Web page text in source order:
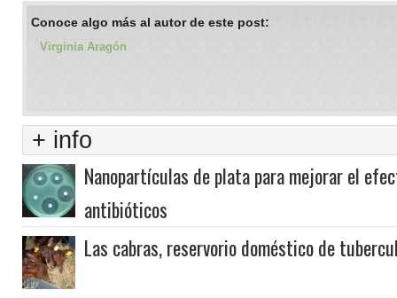
Conoce algo más al autor de este post:
Virginia Aragón
+ info
Nanopartículas de plata para mejorar el
antibióticos
Las cabras, reservorio doméstico de